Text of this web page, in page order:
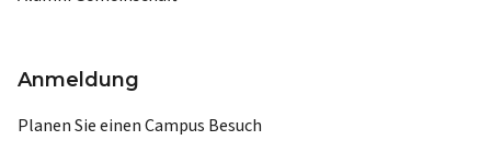
Anmeldung
Planen Sie einen Campus Besuch